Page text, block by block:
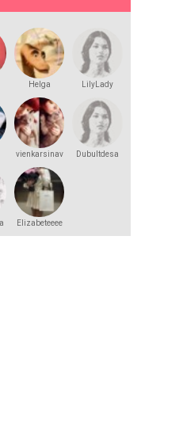
Helga
LilyLady
vienkarsinav Dubultdesa
Elizabeteeee